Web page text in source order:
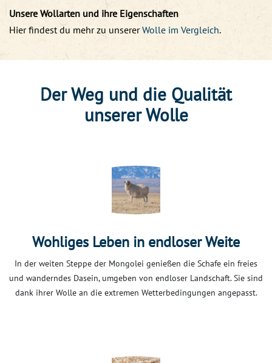
Unsere Wollarten und ihre Eigenschaften
Hier findest du mehr zu unserer Wolle im Vergleich.
Der Weg und die Qualität
unserer Wolle
Wohliges Leben in endloser Weite
In der weiten Steppe der Mongolei genießen die Schafe ein freies
und wanderndes Dasein, umgeben von endloser Landschaft. Sie sind
dank ihrer Wolle an die extremen Wetterbedingungen angepasst.